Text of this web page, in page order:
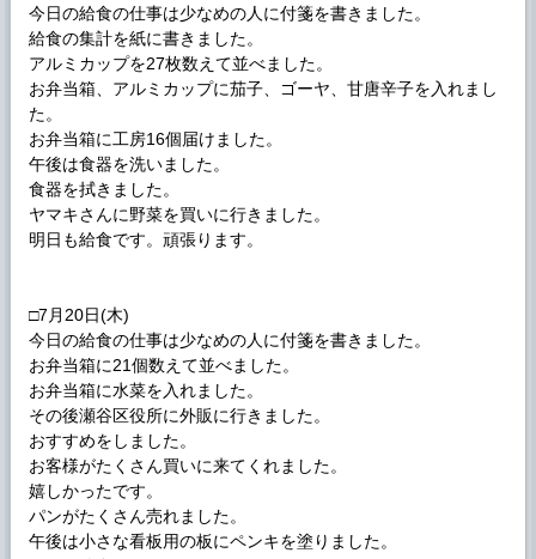
今日の給食の仕事は少なめの人に付箋を書きました。
給食の集計を紙に書きました。
アルミカップを27枚数えて並べました。
お弁当箱、アルミカップに茄子、ゴーヤ、甘唐辛子を入れまし
た。
お弁当箱に工房16個届けました。
午後は食器を洗いました。
食器を拭きました。
ヤマキさんに野菜を買いに行きました。
明日も給食です。頑張ります。
□7月20日(木)
今日の給食の仕事は少なめの人に付箋を書きました。
お弁当箱に21個数えて並べました。
お弁当箱に水菜を入れました。
その後瀬谷区役所に外販に行きました。
おすすめをしました。
お客様がたくさん買いに来てくれました。
嬉しかったです。
パンがたくさん売れました。
午後は小さな看板用の板にペンキを塗りました。